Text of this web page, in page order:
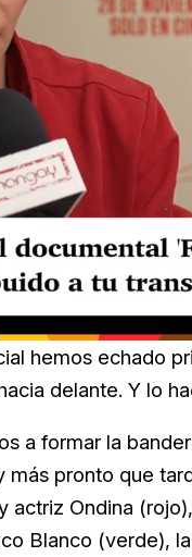
hemos echado
delante. Y lo
a formar la
más pronto que
Ondina
Blanco (verde),